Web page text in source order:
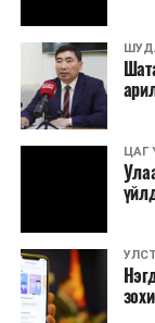
ЦАГ